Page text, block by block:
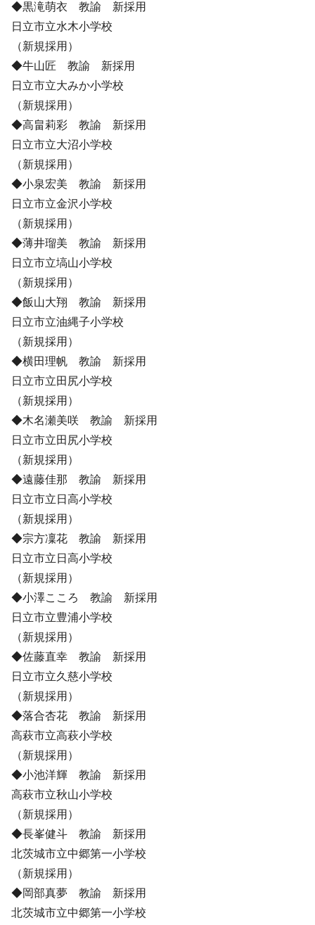
◆黒滝萌衣 教諭 新採用
日立市立水木小学校
（新規採用）
◆牛山匠 教諭 新採用
日立市立大みか小学校
（新規採用）
◆高畠莉彩 教諭 新採用
日立市立大沼小学校
（新規採用）
◆小泉宏美 教諭 新採用
日立市立金沢小学校
（新規採用）
◆薄井瑠美 教諭 新採用
日立市立塙山小学校
（新規採用）
◆飯山大翔 教諭 新採用
日立市立油縄子小学校
（新規採用）
◆横田理帆 教諭 新採用
日立市立田尻小学校
（新規採用）
◆木名瀬美咲 教諭 新採用
日立市立田尻小学校
（新規採用）
◆遠藤佳那 教諭 新採用
日立市立日高小学校
（新規採用）
◆宗方凜花 教諭 新採用
日立市立日高小学校
（新規採用）
◆小澤こころ 教諭 新採用
日立市立豊浦小学校
（新規採用）
◆佐藤直幸 教諭 新採用
日立市立久慈小学校
（新規採用）
◆落合杏花 教諭 新採用
高萩市立高萩小学校
（新規採用）
◆小池洋輝 教諭 新採用
高萩市立秋山小学校
（新規採用）
◆長峯健斗 教諭 新採用
北茨城市立中郷第一小学校
（新規採用）
◆岡部真夢 教諭 新採用
北茨城市立中郷第一小学校